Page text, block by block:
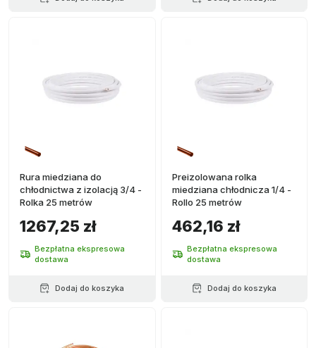
Rura miedziana do
chłodnictwa z izolacją 3/4 -
Rolka 25 metrów
1267,25 zł
Bezpłatna ekspresowa
dostawa
Dodaj do koszyka
Preizolowana rolka
miedziana chłodnicza 1/4 -
Rollo 25 metrów
462,16 zł
Bezpłatna ekspresowa
dostawa
Dodaj do koszyka